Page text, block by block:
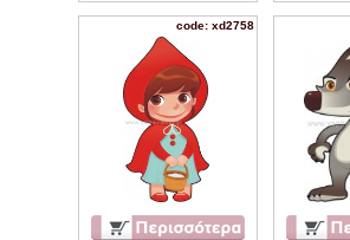
code: xd2758